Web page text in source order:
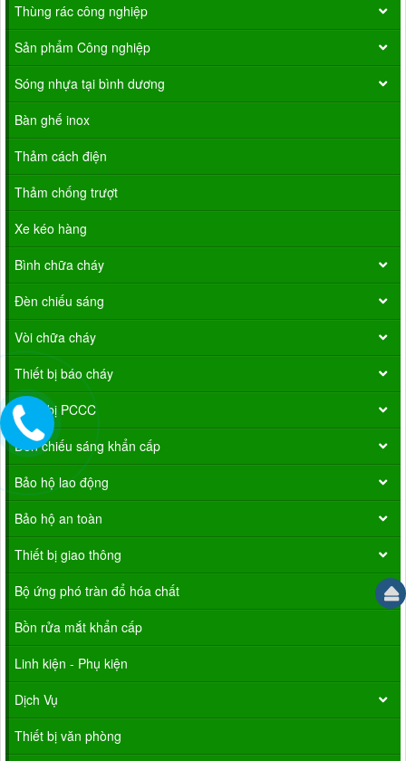
Thùng rác công nghiệp
Sản phẩm Công nghiệp
Sóng nhựa tại bình dương
Bàn ghế inox
Thảm cách điện
Thảm chống trượt
Xe kéo hàng
Bình chữa cháy
Đèn chiếu sáng
Vòi chữa cháy
Thiết bị báo cháy
Thiết bị PCCC
Đèn chiếu sáng khẩn cấp
Bảo hộ lao động
Bảo hộ an toàn
Thiết bị giao thông
Bộ ứng phó tràn đổ hóa chất
Bồn rửa mắt khẩn cấp
Linh kiện - Phụ kiện
Dịch Vụ
Thiết bị văn phòng